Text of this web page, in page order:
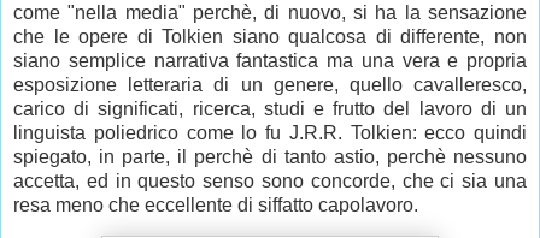
come "nella media" perchè, di nuovo, si ha la sensazione
che le opere di Tolkien siano qualcosa di differente, non
siano semplice narrativa fantastica ma una vera e propria
esposizione letteraria di un genere, quello cavalleresco,
carico di significati, ricerca, studi e frutto del lavoro di un
linguista poliedrico come lo fu J.R.R. Tolkien: ecco quindi
spiegato, in parte, il perchè di tanto astio, perchè nessuno
accetta, ed in questo senso sono concorde, che ci sia una
resa meno che eccellente di siffatto capolavoro.